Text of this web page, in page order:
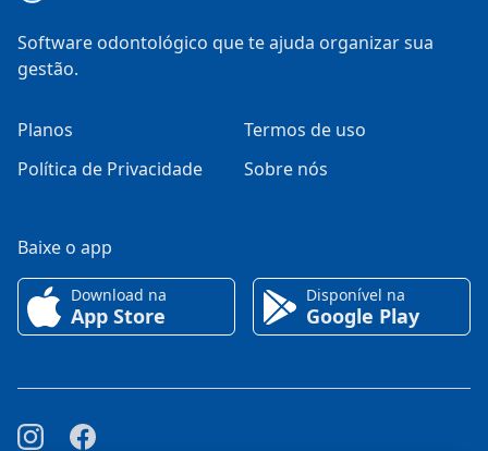
Software odontológico que te ajuda organizar sua
gestão.
Planos
Termos de uso
Política de Privacidade
Sobre nós
Baixe o app
Download na
App Store
Disponível na
Google Play